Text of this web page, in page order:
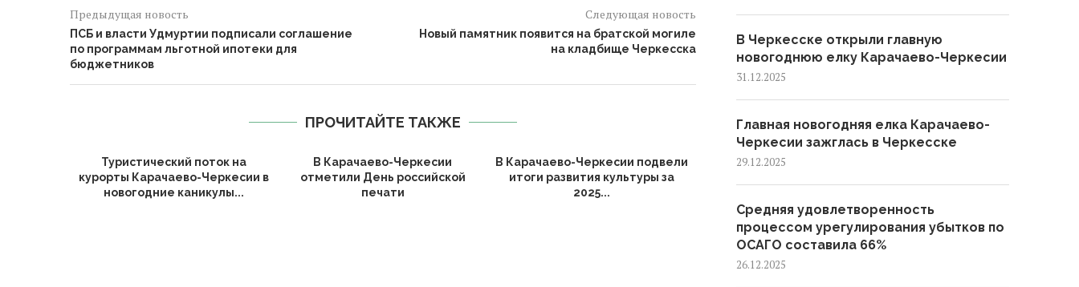
Предыдущая новость
ПСБ и власти Удмуртии подписали соглашение
по программам льготной ипотеки для
бюджетников
Следующая новость
Новый памятник появится на братской могиле
на кладбище Черкесска
ПРОЧИТАЙТЕ ТАКЖЕ
Туристический поток на
курорты Карачаево-Черкесии в
новогодние каникулы...
В Карачаево-Черкесии
отметили День российской
печати
В Карачаево-Черкесии подвели
итоги развития культуры за
2025...
В Черкесске открыли главную
новогоднюю елку Карачаево-Черкесии
31.12.2025
Главная новогодняя елка Карачаево-
Черкесии зажглась в Черкесске
29.12.2025
Средняя удовлетворенность
процессом урегулирования убытков по
ОСАГО составила 66%
26.12.2025